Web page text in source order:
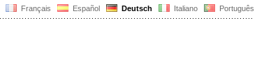
Français Español Deutsch Italiano Português